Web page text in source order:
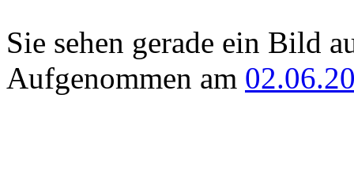
Sie sehen gerade ein Bild
Aufgenommen am